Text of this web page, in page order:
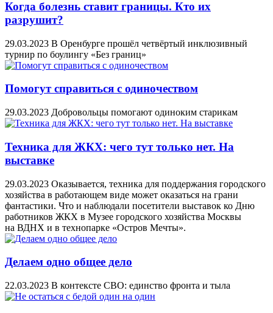
Когда болезнь ставит границы. Кто их
разрушит?
29.03.2023 В Оренбурге прошёл четвёртый инклюзивный
турнир по боулингу «Без границ»
Помогут справиться с одиночеством
29.03.2023 Добровольцы помогают одиноким старикам
Техника для ЖКХ: чего тут только нет. На
выставке
29.03.2023 Оказывается, техника для поддержания городского
хозяйства в работающем виде может оказаться на грани
фантастики. Что и наблюдали посетители выставок ко Дню
работников ЖКХ в Музее городского хозяйства Москвы
на ВДНХ и в технопарке «Остров Мечты».
Делаем одно общее дело
22.03.2023 В контексте СВО: единство фронта и тыла